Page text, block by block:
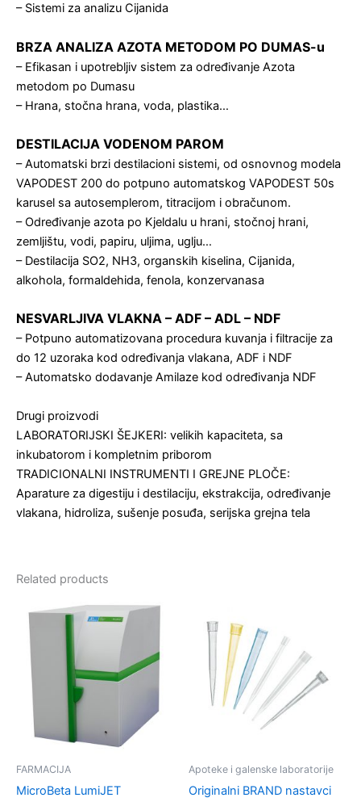
– Sistemi za analizu Cijanida
BRZA ANALIZA AZOTA METODOM PO DUMAS-u
– Efikasan i upotrebljiv sistem za određivanje Azota
metodom po Dumasu
– Hrana, stočna hrana, voda, plastika…
DESTILACIJA VODENOM PAROM
– Automatski brzi destilacioni sistemi, od osnovnog modela
VAPODEST 200 do potpuno automatskog VAPODEST 50s
karusel sa autosemplerom, titracijom i obračunom.
– Određivanje azota po Kjeldalu u hrani, stočnoj hrani,
zemljištu, vodi, papiru, uljima, uglju…
– Destilacija SO2, NH3, organskih kiselina, Cijanida,
alkohola, formaldehida, fenola, konzervanasa
NESVARLJIVA VLAKNA – ADF – ADL – NDF
– Potpuno automatizovana procedura kuvanja i filtracije za
do 12 uzoraka kod određivanja vlakana, ADF i NDF
– Automatsko dodavanje Amilaze kod određivanja NDF
Drugi proizvodi
LABORATORIJSKI ŠEJKERI: velikih kapaciteta, sa
inkubatorom i kompletnim priborom
TRADICIONALNI INSTRUMENTI I GREJNE PLOČE:
Aparature za digestiju i destilaciju, ekstrakcija, određivanje
vlakana, hidroliza, sušenje posuđa, serijska grejna tela
Related products
FARMACIJA
MicroBeta LumiJET
Apoteke i galenske laboratorije
Originalni BRAND nastavci